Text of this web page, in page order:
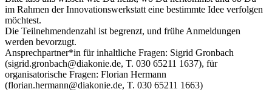
im Rahmen der Innovationswerkstatt eine bestimmte Idee verfolgen
möchtest.
Die Teilnehmendenzahl ist begrenzt, und frühe Anmeldungen
werden bevorzugt.
Ansprechpartner*in für inhaltliche Fragen: Sigrid Gronbach
(sigrid.gronbach@diakonie.de, T. 030 65211 1637), für
organisatorische Fragen: Florian Hermann
(florian.hermann@diakonie.de, T. 030 65211 1663)